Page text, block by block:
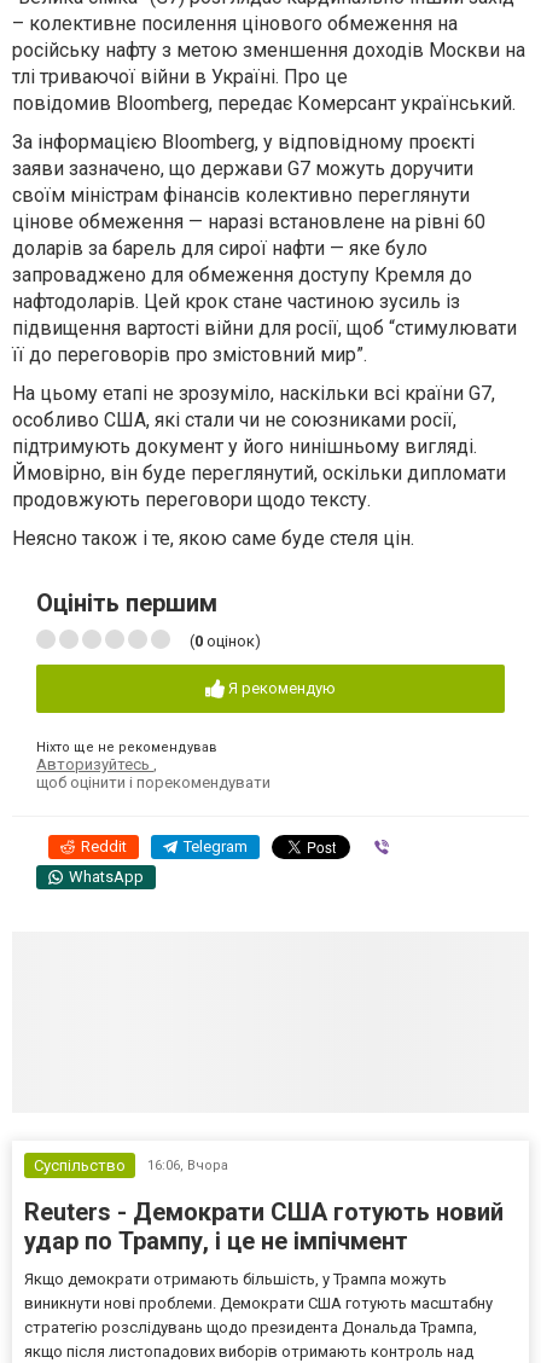
– колективне посилення цінового обмеження на
російську нафту з метою зменшення доходів Москви на
тлі триваючої війни в Україні. Про це
повідомив Bloomberg, передає Комерсант український.
За інформацією Bloomberg, у відповідному проєкті
заяви зазначено, що держави G7 можуть доручити
своїм міністрам фінансів колективно переглянути
цінове обмеження — наразі встановлене на рівні 60
доларів за барель для сирої нафти — яке було
запроваджено для обмеження доступу Кремля до
нафтодоларів. Цей крок стане частиною зусиль із
підвищення вартості війни для росії, щоб “стимулювати
її до переговорів про змістовний мир”.
На цьому етапі не зрозуміло, наскільки всі країни G7,
особливо США, які стали чи не союзниками росії,
підтримують документ у його нинішньому вигляді.
Ймовірно, він буде переглянутий, оскільки дипломати
продовжують переговори щодо тексту.
Неясно також і те, якою саме буде стеля цін.
Оцініть першим
(0 оцінок)
Я рекомендую
Ніхто ще не рекомендував
Авторизуйтесь ,
щоб оцінити і порекомендувати
Reddit Telegram
WhatsApp
Суспільство 16:06, Вчора
Reuters - Демократи США готують новий
удар по Трампу, і це не імпічмент
Якщо демократи отримають більшість, у Трампа можуть
виникнути нові проблеми. Демократи США готують масштабну
стратегію розслідувань щодо президента Дональда Трампа,
якщо після листопадових виборів отримають контроль над